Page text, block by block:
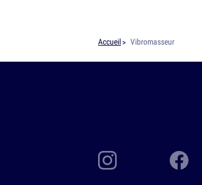
Accueil Vibromasseur